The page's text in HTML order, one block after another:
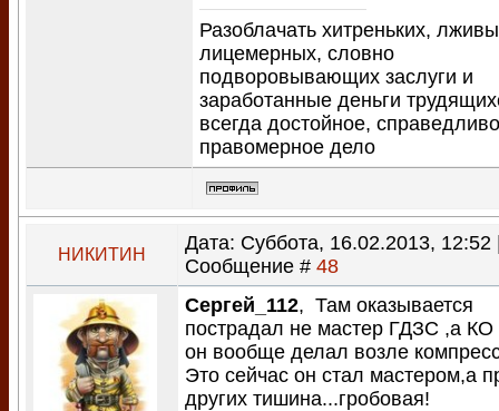
Разоблачать хитреньких,
лицемерных, словно
подворовывающих заслуги и
заработанные деньги
всегда достойное,
правомерное дело
НИКИТИН
Дата: Суббота, 16.02.2013, 12:52
Сообщение # 48
Сергей_112, Там оказывается
пострадал не мастер ГДЗС ,а КО
он вообще делал возле
Это сейчас он стал мастером,а
других тишина...гробовая!